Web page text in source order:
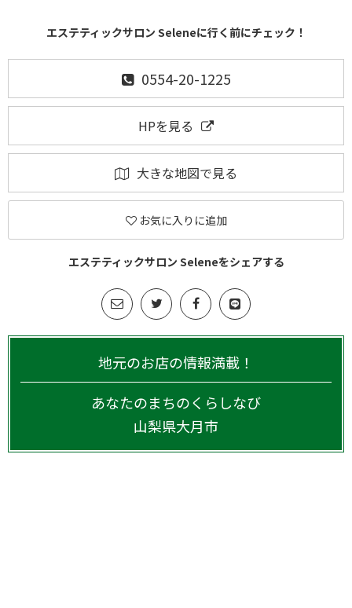
エステティックサロン Seleneに行く前にチェック！
0554-20-1225
HPを見る
大きな地図で見る
お気に入りに追加
エステティックサロン Seleneをシェアする
地元のお店の情報満載！
あなたのまちのくらしなび
山梨県大月市